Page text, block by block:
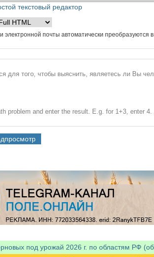
текстовый редактор
электронной почты автоматически преобразуются
для того, чтобы выяснить, являетесь ли Вы
problem and enter the result. E.g. for 1+3, enter 4.
под урожай 2026 г. по областям РФ